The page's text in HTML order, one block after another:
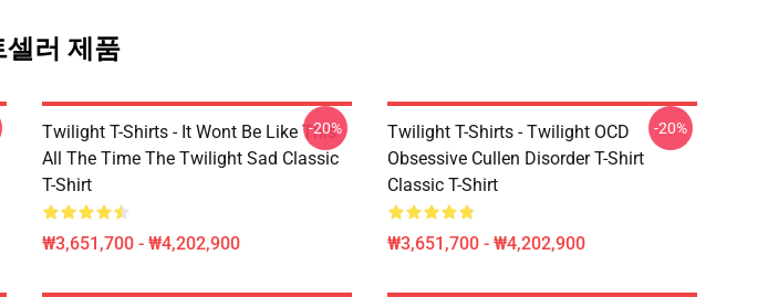
셀러 제품
Twilight T-Shirts - It Wont Be Like This
All The Time The Twilight Sad Classic
T-Shirt
₩3,651,700 - ₩4,202,900
-20%
Twilight T-Shirts - Twilight OCD
Obsessive Cullen Disorder T-Shirt
Classic T-Shirt
₩3,651,700 - ₩4,202,900
-20%